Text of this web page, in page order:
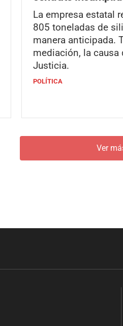
La empresa estatal
805 toneladas de
manera anticipada.
mediación, la
Justicia.
POLÍTICA
Ver